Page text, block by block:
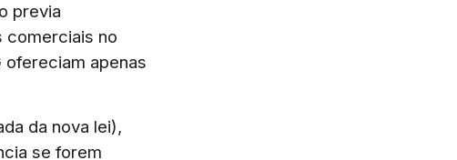
previa
comerciais no
apenas
da nova lei),
se forem